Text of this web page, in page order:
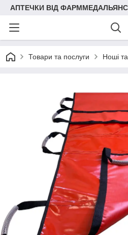
АПТЕЧКИ ВІД ФАРММЕДАЛЬЯНС
Товари та послуги Ноші